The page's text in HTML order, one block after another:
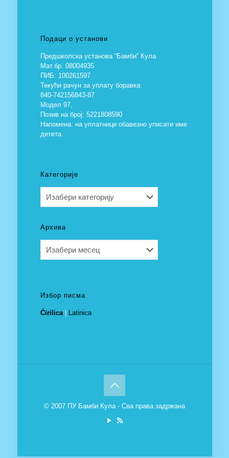
Подаци о установи
Предшколска установа “Бамби“ Кула
Мат.бр. 08004935
ПИБ: 100261597
Текући рачун за уплату боравка:
840-742156843-87
Модел 97,
Позив на број: 5221808590
Напомена: на уплатници обавезно уписати име
детета.
Категорије
Архива
Избор писма
Ćirilica| Latinica
© 2007 ПУ Бамби Кула - Сва права задржана